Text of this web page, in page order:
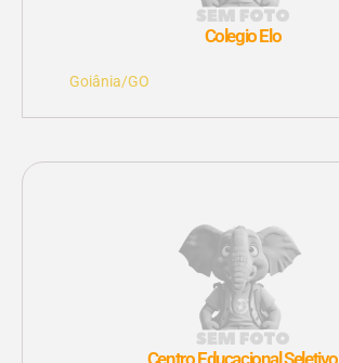
Colegio Elo
Goiânia/GO